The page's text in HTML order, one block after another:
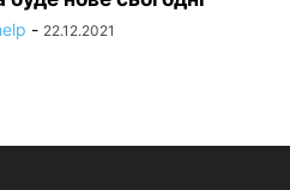
- 22.12.2021